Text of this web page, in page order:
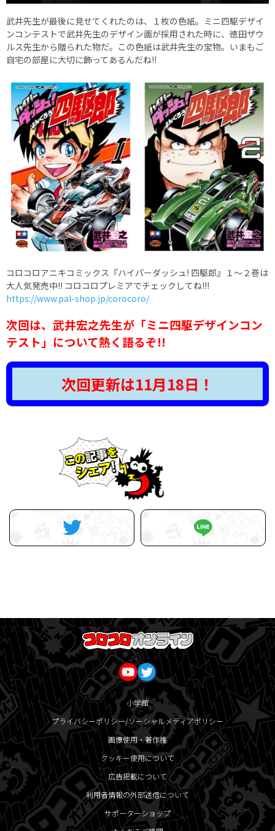
武井先生が最後に見せてくれたのは、１枚の色紙。ミニ四駆デザイ
ンコンテストで武井先生のデザイン画が採用された時に、徳田ザウ
ルス先生から贈られた物だ。この色紙は武井先生の宝物。いまもご
自宅の部屋に大切に飾ってあるんだね!!
コロコロアニキコミックス『ハイパーダッシュ! 四駆郎』１～２巻は
大人気発売中!! コロコロプレミアでチェックしてね!!!
https://www.pal-shop.jp/corocoro/
次回は、武井宏之先生が「ミニ四駆デザインコン
テスト」について熱く語るぞ!!
次回更新は11月18日！
小学館
プライバシーポリシー/ソーシャルメディアポリシー
画像使用・著作権
クッキー使用について
広告掲載について
利用者情報の外部送信について
サポーターショップ